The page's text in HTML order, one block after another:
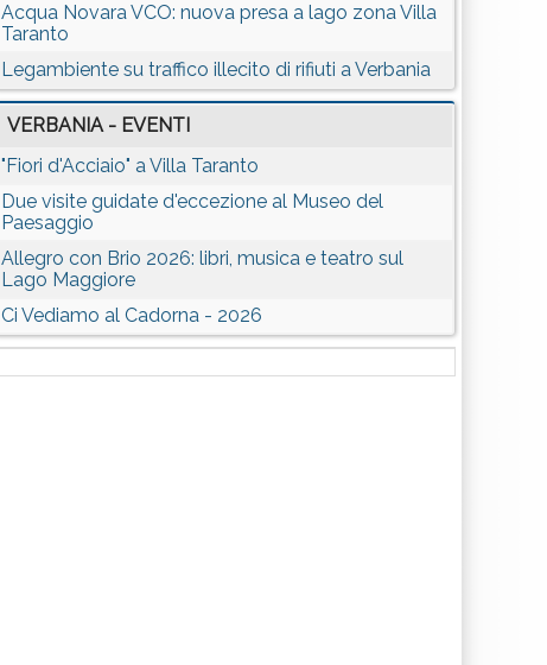
Acqua Novara VCO: nuova presa a lago zona Villa
Taranto
Legambiente su traffico illecito di rifiuti a Verbania
VERBANIA - EVENTI
"Fiori d'Acciaio" a Villa Taranto
Due visite guidate d'eccezione al Museo del
Paesaggio
Allegro con Brio 2026: libri, musica e teatro sul
Lago Maggiore
Ci Vediamo al Cadorna - 2026